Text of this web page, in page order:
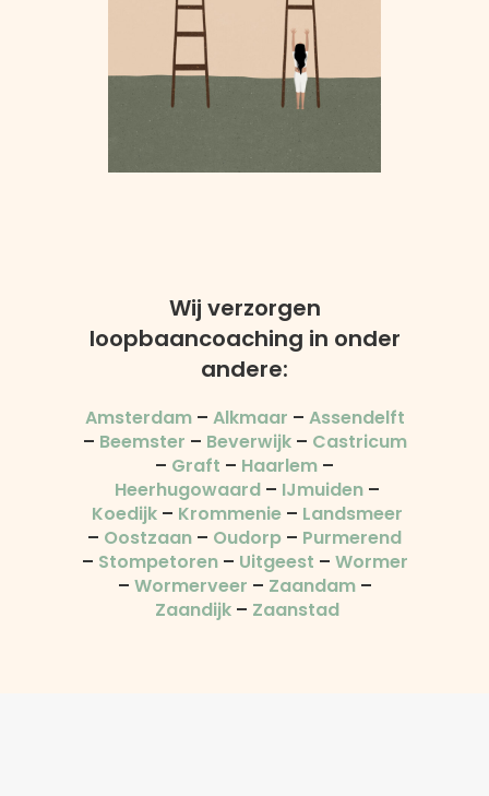
Wij verzorgen
loopbaancoaching in onder
andere:
Amsterdam – Alkmaar – Assendelft
– Beemster – Beverwijk– Castricum
– Graft – Haarlem –
Heerhugowaard– IJmuiden–
Koedijk– Krommenie– Landsmeer
– Oostzaan – Oudorp – Purmerend
– Stompetoren– Uitgeest – Wormer
– Wormerveer – Zaandam–
Zaandijk– Zaanstad